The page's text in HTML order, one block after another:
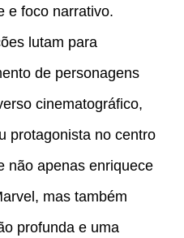
e foco narrativo.
lutam para
de personagens
cinematográfico,
protagonista no centro
não apenas enriquece
mas também
profunda e uma